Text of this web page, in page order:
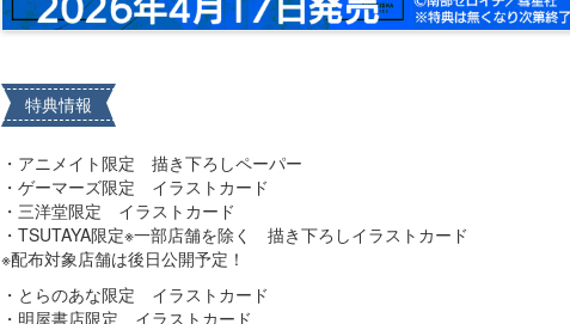
特典情報
・アニメイト限定 描き下ろしペーパー
・ゲーマーズ限定 イラストカード
・三洋堂限定 イラストカード
・TSUTAYA限定※一部店舗を除く 描き下ろしイラストカード
※配布対象店舗は後日公開予定！
・とらのあな限定 イラストカード
・明屋書店限定 イラストカード